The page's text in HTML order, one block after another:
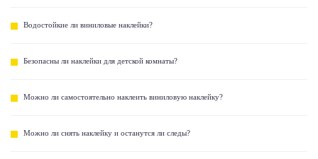
Водостойкие ли виниловые наклейки?
Безопасны ли наклейки для детской комнаты?
Можно ли самостоятельно наклеить виниловую наклейку?
Можно ли снять наклейку и останутся ли следы?